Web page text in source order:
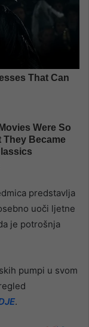
predstavlja
uoči ljetne
je potrošnja
pumpi u svom
.